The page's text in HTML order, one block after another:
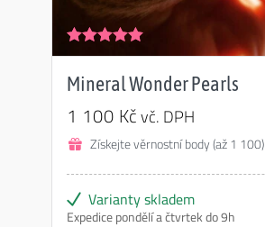
Hodnocení
Mineral Wonder Pearls
1 100Kčvč. DPH
Získejte věrnostní body (až 1 100)
Varianty skladem
Expedice pondělí a čtvrtek do 9h